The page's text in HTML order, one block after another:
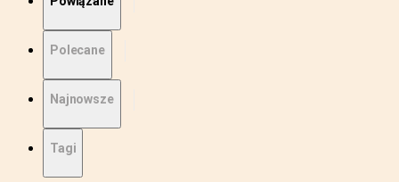
Polecane
Najnowsze
Tagi